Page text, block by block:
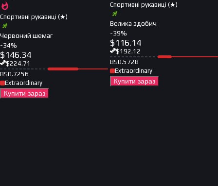
Спортивні рукавиці (★)
Червоний шемаг
-34%
$146.34
$224.71
BS0.7256
Extraordinary
Купити зараз
Спортивні рукавиці (★)
Велика здобич
-39%
$116.14
$192.12
BS0.5728
Extraordinary
Купити зараз